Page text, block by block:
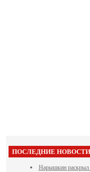
ПОСЛЕДНИЕ НОВОСТИ
Нарышкин раскрыл